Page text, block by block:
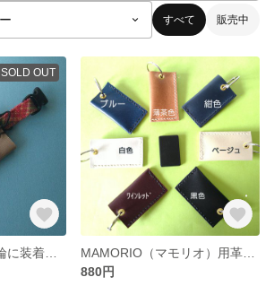
すべて 販売中
SOLD OUT
880円